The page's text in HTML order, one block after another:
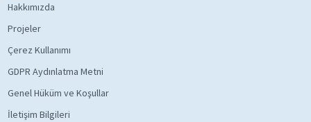
Hakkımızda
Projeler
Çerez Kullanımı
GDPR Aydınlatma Metni
Genel Hüküm ve Koşullar
İletişim Bilgileri